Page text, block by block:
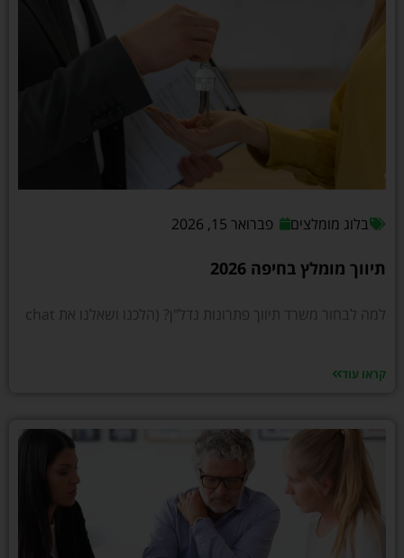
בלוג מומלצים פברואר 15, 2026
תיווך מומלץ בחיפה 2026
למה לבחור משרד תיווך פתרונות נדל"ן? (הלכנו ושאלנו את chat
קראו עוד